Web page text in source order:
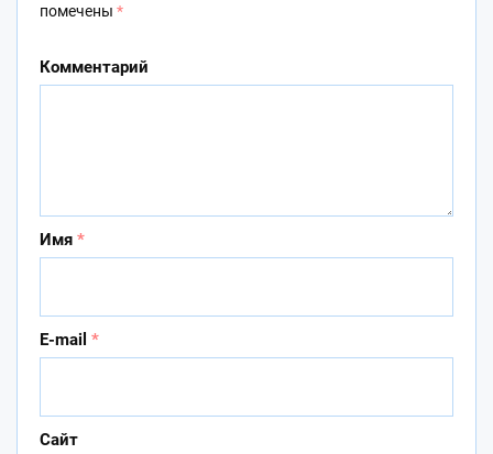
помечены *
Комментарий
Имя *
E-mail *
Сайт